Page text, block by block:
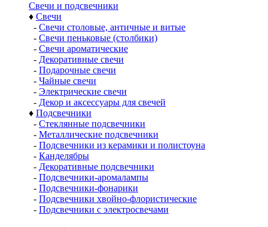
Свечи и подсвечники
♦ Свечи
- Свечи столовые, античные и витые
- Свечи пеньковые (столбики)
- Свечи ароматические
- Декоративные свечи
- Подарочные свечи
- Чайные свечи
- Электрические свечи
- Декор и аксессуары для свечей
♦ Подсвечники
- Стеклянные подсвечники
- Металлические подсвечники
- Подсвечники из керамики и полистоуна
- Канделябры
- Декоративные подсвечники
- Подсвечники-аромалампы
- Подсвечники-фонарики
- Подсвечники хвойно-флористические
- Подсвечники с электросвечами